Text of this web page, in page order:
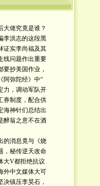
大佬究竟是谁？
李洪志的这段黑
证实李尚福及其
线问题作出重要
要抄美国作业，
阿弥陀经》中“
力，调动军队开
券制度，配合供
海神针们总结出
醉翁之意不在酒
的消息竟与《烧
，秘传逆天改命
大V都拒绝抗议
外中文媒体大可
决镇压李昊石，